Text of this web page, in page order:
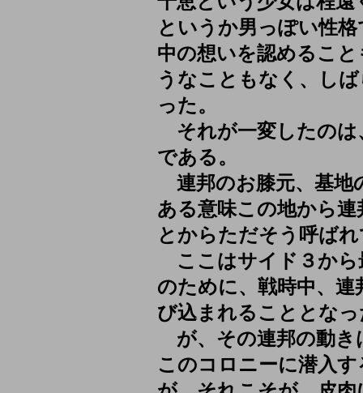
というか男っぽい性
中の想いを認めるこ
うなこともなく、し
った。
それが一変したのは
である。
連邦のお膝元、基地
ある意味この地から
とからただそう呼ば
ここはサイド３から
のために、戦時中、
び込まれることとな
が、その連邦の動き
このコロニーに潜入